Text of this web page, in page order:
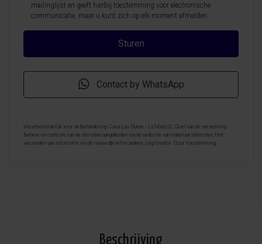
mailinglijst en geeft hierbij toestemming voor electronische
communicatie, maar u kunt zich op elk moment afmelden
Contact by WhatsApp
Verantwoordelijk voor de behandeling: Casa Las Dunas - La Mata SL, Doel van de verwerking:
Beheer en controle van de diensten aangeboden via de website van makelaarsdiensten, Het
verzenden van informatie via de nieuwsbrief en andere, Legitimatie: Door toestemming,
Beschrijving